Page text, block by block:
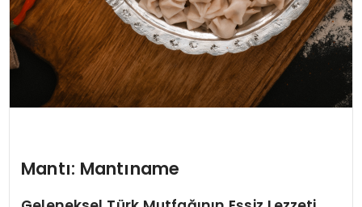
Mantı: Mantıname